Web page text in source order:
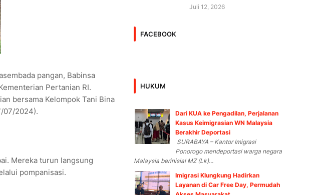
pangan, Babinsa
Pertanian RI.
bersama Kelompok Tani Bina
07/2024).
Mereka turun langsung
pompanisasi.
Juli 12, 2026
FACEBOOK
HUKUM
Dari KUA ke Pengadilan, Perjalanan
Kasus Keimigrasian WN Malaysia
Berakhir Deportasi
SURABAYA – Kantor Imigrasi
Ponorogo mendeportasi warga negara
Malaysia berinisial MZ (Lk)...
Imigrasi Klungkung Hadirkan
Layanan di Car Free Day, Permudah